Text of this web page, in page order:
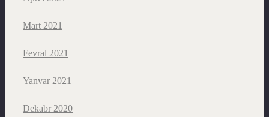
Mart 2021
Fevral 2021
Yanvar 2021
Dekabr 2020